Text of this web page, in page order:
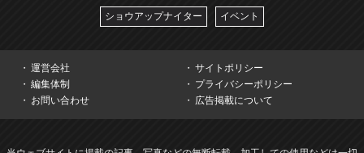
ショウアップナイター イベント
運営会社
サイトポリシー
編集体制
プライバシーポリシー
お問い合わせ
広告掲載について